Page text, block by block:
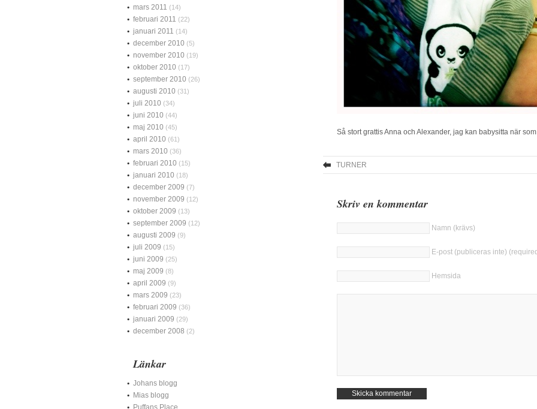
Så stort grattis Anna och Alexander, jag kan babysitta när
TURNER
Skriv en kommentar
Namn (krävs)
E-post (publiceras inte)
Hemsida
mars 2011 (14)
februari 2011 (22)
januari 2011 (14)
december 2010 (5)
november 2010 (19)
oktober 2010 (17)
september 2010 (26)
augusti 2010 (31)
juli 2010 (34)
juni 2010 (44)
maj 2010 (45)
april 2010 (61)
mars 2010 (36)
februari 2010 (15)
januari 2010 (18)
december 2009 (7)
november 2009 (12)
oktober 2009 (13)
september 2009 (12)
augusti 2009 (9)
juli 2009 (15)
juni 2009 (25)
maj 2009 (8)
april 2009 (9)
mars 2009 (23)
februari 2009 (36)
januari 2009 (29)
december 2008 (2)
Länkar
Johans blogg
Mias blogg
Puffans Place